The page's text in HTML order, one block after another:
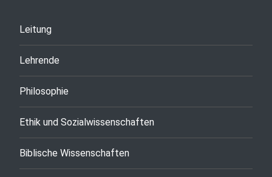
Leitung
Lehrende
Philosophie
Ethik und Sozialwissenschaften
Biblische Wissenschaften